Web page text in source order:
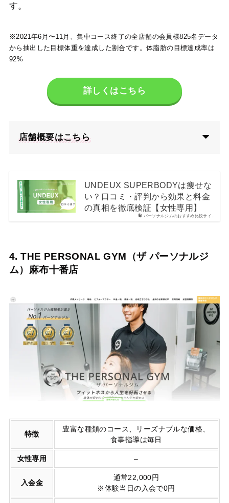
す。
※2021年6月〜11月、集中コース終了の全店舗の会員様825名データ
から抽出した目標体重を達成した割合です。体脂肪の目標達成率は
92%
詳しくはこちら
店舗概要はこちら
パーソナルジムのおすすめ比較サイ…
UNDEUX SUPERBODYは痩せな
い？口コミ・評判から効果と料金
の真相を徹底検証【女性専用】
4. THE PERSONAL GYM（ザ パーソナルジ
ム）麻布十番店
特徴
豊富な種類のコース、リーズナブルな価格、
食事指導は毎日
女性専用 –
入会金
通常22,000円
※体験当日の入会で0円